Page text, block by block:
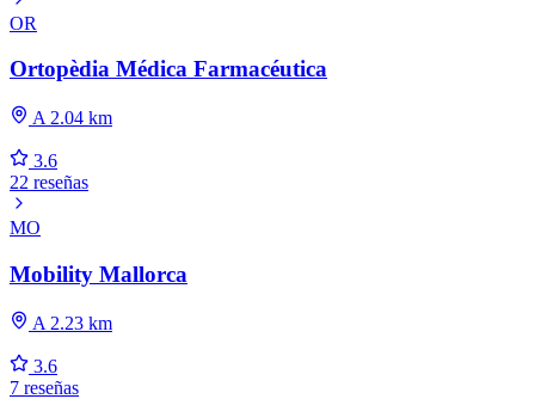
OR
Ortopèdia Médica Farmacéutica
A 2.04 km
3.6
22 reseñas
MO
Mobility Mallorca
A 2.23 km
3.6
7 reseñas